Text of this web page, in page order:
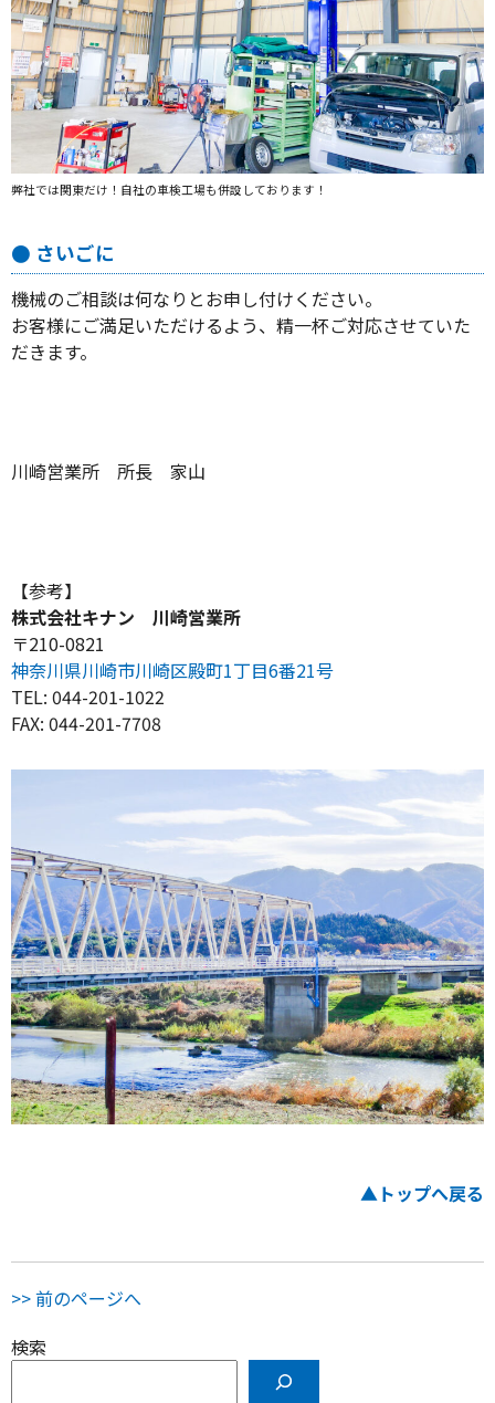
弊社では関東だけ！自社の車検工場も併設しております！
● さいごに
機械のご相談は何なりとお申し付けください。
お客様にご満足いただけるよう、精一杯ご対応させていた
だきます。
川崎営業所 所長 家山
【参考】
株式会社キナン 川崎営業所
〒210-0821
神奈川県川崎市川崎区殿町1丁目6番21号
TEL: 044-201-1022
FAX: 044-201-7708
▲トップへ戻る
>> 前のページへ
検索